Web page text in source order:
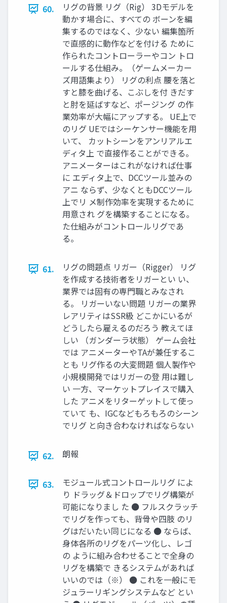
60.
リグの背景 リグ（Rig） 3Dモデルを
動かす場合に、すべての ボーンを編
集するのではなく、少ない 編集箇所
で直感的に動作などを付ける ために
作られたコントローラーやコン トロ
ールする仕組み。（ゲームメーカー
ズ用語集より） リグの利点 腰を落と
すと膝を曲げる、こぶしを付 きだす
と肘を延ばすなど、ポージング の作
業効率が大幅にアップする。 UE上で
のリグ UEではシーケンサー機能を用
いて、 カットシーンをアンリアルエ
ディタ上 で直接作ることができる。
アニメーターはこれがなければ仕事
に エディタ上で、DCCツール並みの
アニ ならず、少なくともDCCツール
上でリ メ制作効率を実現するために
用意され グを構築することになる。
た仕組みがコントロールリグであ
る。
61.
リグの問題点 リガー（Rigger） リグ
を作成する技術者をリガーとい い、
業界では固有の専門職とみなされ
る。 リガーいない問題 リガーの業界
レアリティはSSR級 どこかにいるが
どうしたら雇えるのだろう 教えてほ
しい （ガンダーラ状態） ゲーム会社
では アニメーターやTAが兼任するこ
とも リグ作るの大変問題 個人製作や
小規模開発ではリガーの登 用は難し
い 一方、マーケットプレイスで購入
した アニメをリターゲットして使っ
ていて も、IGCなどもろもろのシーン
でリグ と向き合わなければならない
62. 朗報
63.
モジュール式コントロールリグ によ
り ドラッグ＆ドロップでリグ構築が
可能になりまし た ● フルスクラッチ
でリグを作っても、背骨や四肢 のリ
グはだいたい同じになる ● ならば、
身体各所のリグをパーツ化し、レゴ
の ように組み合わせることで全身の
リグを構築で きるシステムがあれば
いいのでは（※） ● これを一般にモ
ジュラーリギングシステムなど とい